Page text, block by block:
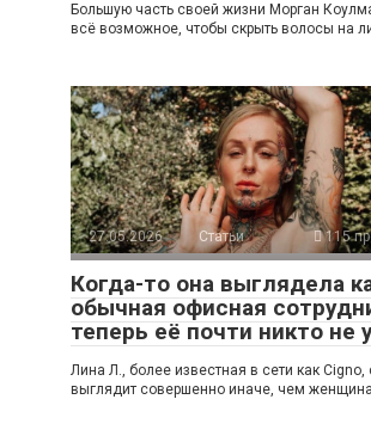
Большую часть своей жизни Морган
всё возможное, чтобы скрыть волосы на
27.05.2026 Статьи 115
Когда-то она выглядела
обычная офисная
теперь её почти никто не
Лина Л., более известная в сети как Cigno,
выглядит совершенно иначе, чем